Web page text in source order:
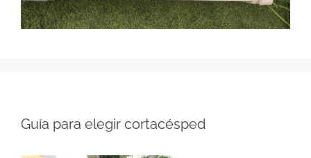
Guía para elegir cortacésped